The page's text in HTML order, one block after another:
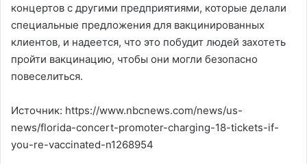
концертов с другими предприятиями, которые делали
специальные предложения для вакцинированных
клиентов, и надеется, что это побудит людей захотеть
пройти вакцинацию, чтобы они могли безопасно
повеселиться.
Источник: https://www.nbcnews.com/news/us-
news/florida-concert-promoter-charging-18-tickets-if-
you-re-vaccinated-n1268954